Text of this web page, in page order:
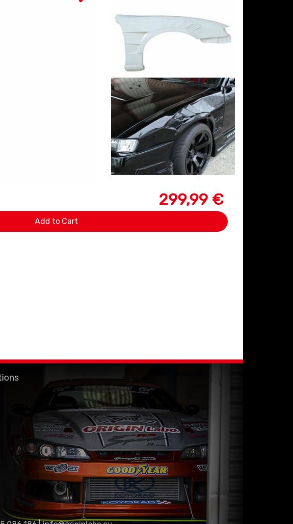
299,99 €
Add to Cart